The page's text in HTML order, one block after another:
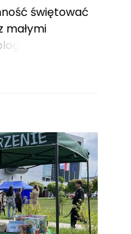
świętować
małymi
Centrum
radości.
udało nam